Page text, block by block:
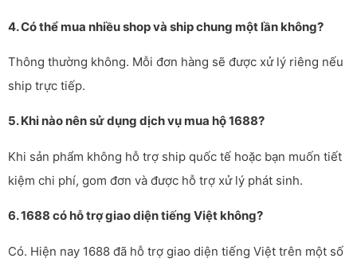
4. Có thể mua nhiều shop và ship chung một lần không?
Thông thường không. Mỗi đơn hàng sẽ được xử lý riêng nếu
ship trực tiếp.
5. Khi nào nên sử dụng dịch vụ mua hộ 1688?
Khi sản phẩm không hỗ trợ ship quốc tế hoặc bạn muốn tiết
kiệm chi phí, gom đơn và được hỗ trợ xử lý phát sinh.
6. 1688 có hỗ trợ giao diện tiếng Việt không?
Có. Hiện nay 1688 đã hỗ trợ giao diện tiếng Việt trên một số